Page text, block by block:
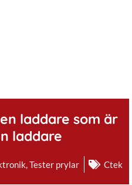
laddare som är
laddare
,Tester prylar Ctek